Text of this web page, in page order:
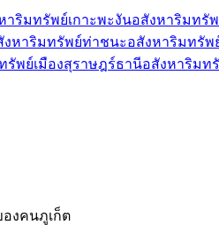
าริมทรัพย์เกาะพะงันอสังหาริมทรั
งหาริมทรัพย์ท่าชนะอสังหาริมทรั
รัพย์เมืองสุราษฎร์ธานีอสังหาริมท
องคนภูเก็ต